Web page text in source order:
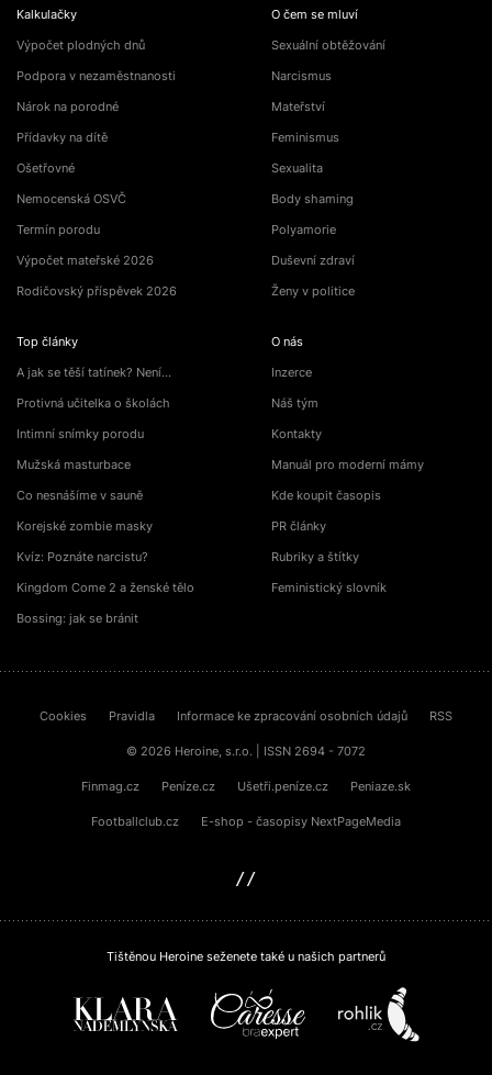
Kalkulačky
Výpočet plodných dnů
Podpora v nezaměstnanosti
Nárok na porodné
Přídavky na dítě
Ošetřovné
Nemocenská OSVČ
Termín porodu
Výpočet mateřské 2026
Rodičovský příspěvek 2026
Top články
A jak se těší tatínek? Není…
Protivná učitelka o školách
Intimní snímky porodu
Mužská masturbace
Co nesnášíme v sauně
Korejské zombie masky
Kvíz: Poznáte narcistu?
Kingdom Come 2 a ženské tělo
Bossing: jak se bránit
O čem se mluví
Sexuální obtěžování
Narcismus
Mateřství
Feminismus
Sexualita
Body shaming
Polyamorie
Duševní zdraví
Ženy v politice
O nás
Inzerce
Náš tým
Kontakty
Manuál pro moderní mámy
Kde koupit časopis
PR články
Rubriky a štítky
Feministický slovník
Cookies Pravidla Informace ke zpracování osobních údajů RSS
© 2026 Heroine, s.r.o. | ISSN 2694 - 7072
Finmag.cz Peníze.cz Ušetři.peníze.cz Peniaze.sk
Footballclub.cz E-shop - časopisy NextPageMedia
Tištěnou Heroine seženete také u našich partnerů